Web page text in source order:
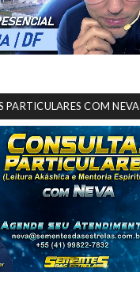
PARTICULARES COM NEVA